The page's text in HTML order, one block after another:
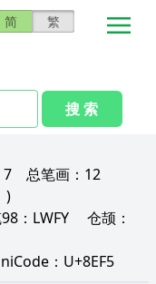
简 繁
搜 索
7 总笔画： 12
)
： LWFY 仓颉：
： U+8EF5